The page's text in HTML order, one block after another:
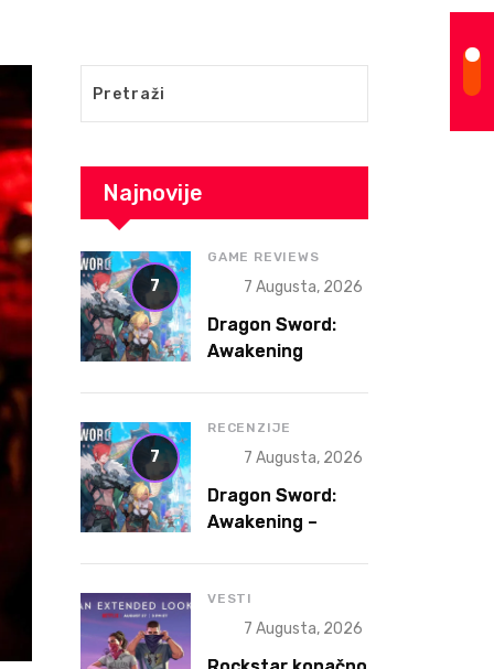
Najnovije
7
GAME REVIEWS
7 Augusta, 2026
Dragon Sword:
Awakening
Accidentally
Became a Better
Game
7
RECENZIJE
7 Augusta, 2026
Dragon Sword:
Awakening –
bolja igra
VESTI
7 Augusta, 2026